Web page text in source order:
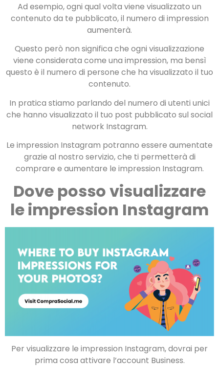
Ad esempio, ogni qual volta viene visualizzato un
contenuto da te pubblicato, il numero di impression
aumenterà.
Questo però non significa che ogni visualizzazione
viene considerata come una impression, ma bensì
questo è il numero di persone che ha visualizzato il tuo
contenuto.
In pratica stiamo parlando del numero di utenti unici
che hanno visualizzato il tuo post pubblicato sul social
network Instagram.
Le impression Instagram potranno essere aumentate
grazie al nostro servizio, che ti permetterà di
comprare e aumentare le impression Instagram.
Dove posso visualizzare
le impression Instagram
Per visualizzare le impression Instagram, dovrai per
prima cosa attivare l’account Business.